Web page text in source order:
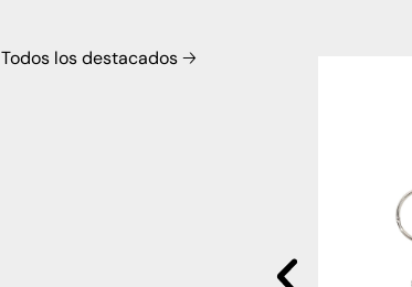
Todos los destacados 🡢